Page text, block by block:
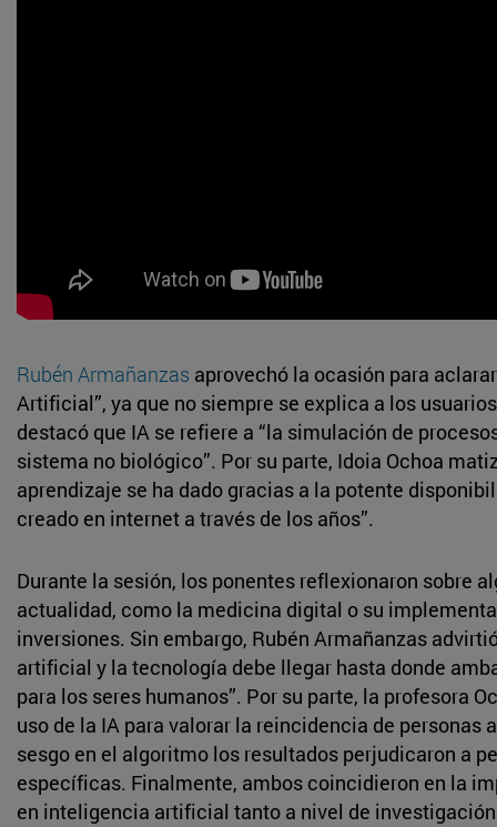
Rubén Armañanzas aprovechó la ocasión para
Artificial”, ya que no siempre se explica a los
destacó que IA se refiere a “la simulación de
sistema no biológico”. Por su parte, Idoia Ochoa
aprendizaje se ha dado gracias a la potente
creado en internet a través de los años”.
Durante la sesión, los ponentes reflexionaron sobre
actualidad, como la medicina digital o su
inversiones. Sin embargo, Rubén Armañanzas
artificial y la tecnología debe llegar hasta donde
para los seres humanos”. Por su parte, la profesora
uso de la IA para valorar la reincidencia de personas
sesgo en el algoritmo los resultados perjudicaron a
específicas. Finalmente, ambos coincidieron en la
en inteligencia artificial tanto a nivel de